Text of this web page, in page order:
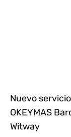
Nuevo
OKEYMAS
Witway